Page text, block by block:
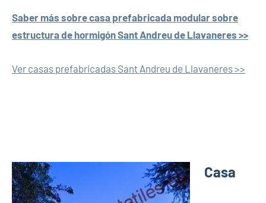
Saber más sobre casa prefabricada modular sobre
estructura de hormigón Sant Andreu de Llavaneres >>
Ver casas prefabricadas Sant Andreu de Llavaneres >>
Casa